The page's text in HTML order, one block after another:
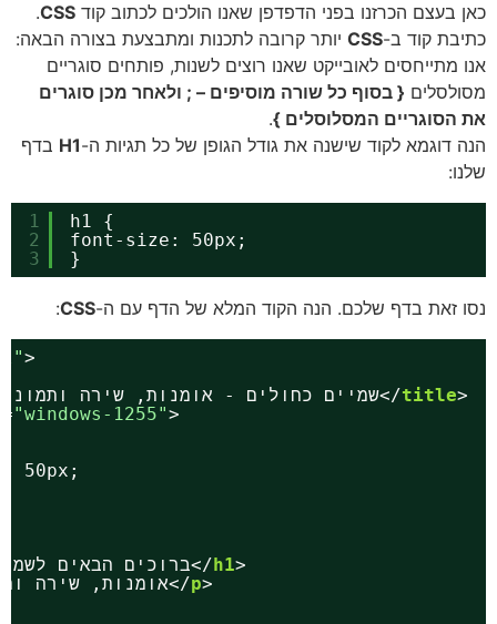
בעצם הכרזנו בפני הדפדפן שאנו הולכים לכתוב קוד CSS
.
קוד ב-CSSיותר קרובה לתכנות ומתבצעת בצורה הבאה:
מתייחסים לאובייקט שאנו רוצים לשנות, פותחים סוגריים
{ בסוף כל שורה מוסיפים – ; ולאחר מכן סוגרים
המסלוסלים }.
דוגמא לקוד שישנה את גודל הגופן של כל תגיות ה-H1בדף
2
3
h1 {
font-size: 50px;
זאת בדף שלכם. הנה הקוד המלא של הדף עם ה-CSS
:
"rtl"
>שמיים כחולים - אומנות, שירה ותמונות יפות</title
="windows-1255"
50px;
>ברוכים הבאים לשמיים כחולים</
>אומנות, שירה ותמונות יפות</